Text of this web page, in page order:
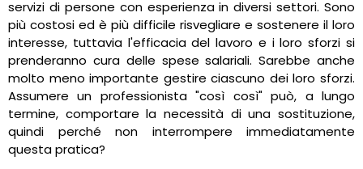
servizi di persone con esperienza in diversi settori. Sono
più costosi ed è più difficile risvegliare e sostenere il loro
interesse, tuttavia l'efficacia del lavoro e i loro sforzi si
prenderanno cura delle spese salariali. Sarebbe anche
molto meno importante gestire ciascuno dei loro sforzi.
Assumere un professionista "così così" può, a lungo
termine, comportare la necessità di una sostituzione,
quindi perché non interrompere immediatamente
questa pratica?